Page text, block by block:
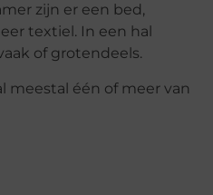
zijn er een bed,
textiel. In een hal
of grotendeels.
meestal één of meer van